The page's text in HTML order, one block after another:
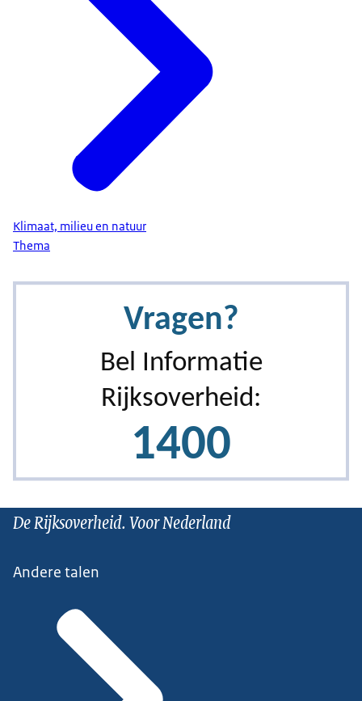
Klimaat, milieu en natuur
Thema
De Rijksoverheid. Voor Nederland
Andere talen